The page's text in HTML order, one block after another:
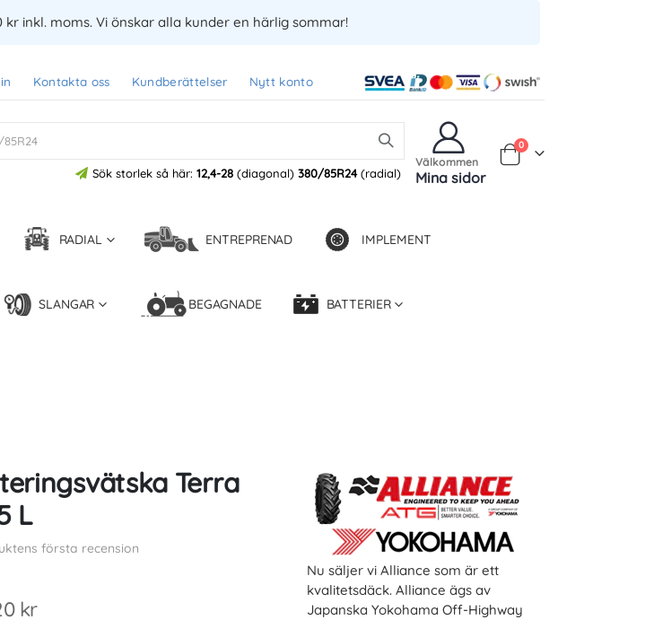
inkl. moms. Vi önskar alla kunder en härlig sommar!
Kontakta oss Kundberättelser Nytt konto
Sök storlek så här: 12,4-28 (diagonal) 380/85R24(radial)
Välkommen
Mina sidor
Varukorg
0Produkter
RADIAL ENTREPRENAD IMPLEMENT
SLANGAR BEGAGNADE BATTERIER
Terra
L
första recension
kr
Nu säljer vi Alliance som är ett
kvalitetsdäck. Alliance ägs av
Japanska Yokohama Off-Highway